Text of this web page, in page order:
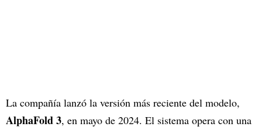
La compañía lanzó la versión más reciente del modelo,
AlphaFold 3, en mayo de 2024. El sistema opera con una